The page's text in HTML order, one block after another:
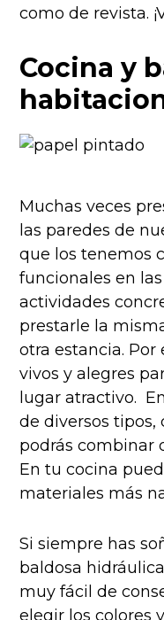
como de revista.
Cocina y
Muchas veces
las paredes de
que los tenemos
funcionales en
actividades
prestarle la
otra estancia. Por
vivos y alegres
lugar atractivo.
de diversos tipos,
podrás combinar
En tu cocina
materiales más
Si siempre has
baldosa
muy fácil de
elegir los colores